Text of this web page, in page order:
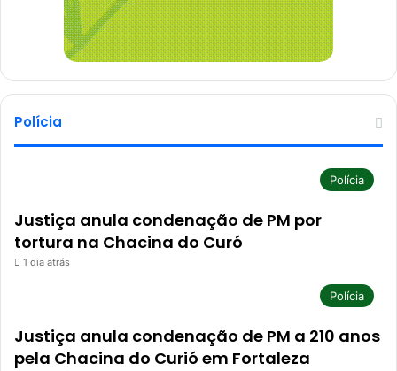
Polícia
Polícia
Justiça anula condenação de PM por
tortura na Chacina do Curó
1 dia atrás
Polícia
Justiça anula condenação de PM a 210 anos
pela Chacina do Curió em Fortaleza